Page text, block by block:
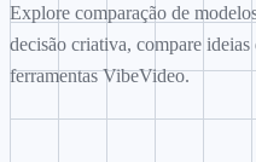
Explore comparação de
decisão criativa, compare
ferramentas VibeVideo.